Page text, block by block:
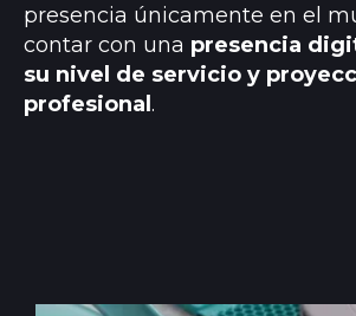
presencia únicamente en el
contar con una presencia
su nivel de servicio y
profesional.